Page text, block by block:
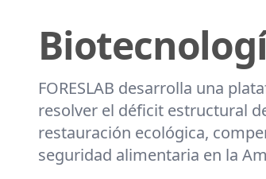
FORESLAB desarrolla una
resolver el déficit estructural
restauración ecológica,
seguridad alimentaria en la